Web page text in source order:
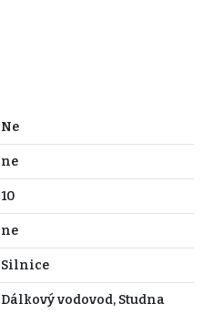
Ne
ne
10
ne
Silnice
Dálkový vodovod, Studna